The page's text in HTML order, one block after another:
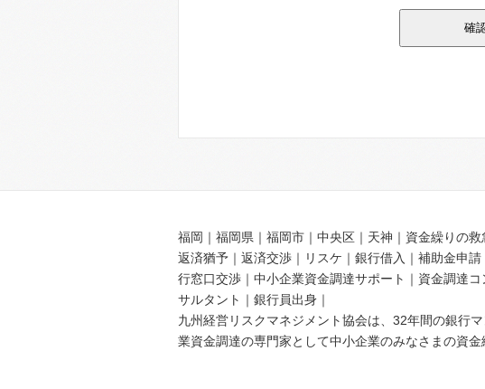
福岡｜福岡県｜福岡市｜中央区｜天神｜資金繰りの
返済猶予｜返済交渉｜リスケ｜銀行借入｜補助金申
行窓口交渉｜中小企業資金調達サポート｜資金調達
サルタント｜銀行員出身｜
九州経営リスクマネジメント協会は、32年間の銀行
業資金調達の専門家として中小企業のみなさまの資金